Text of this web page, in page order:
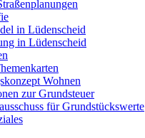
in Lüdenscheid
in Lüdenscheid
Wohnen
zur Grundsteuer
für Grundstückswerte